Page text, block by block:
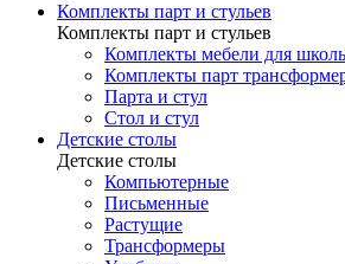
Комплекты парт и стульев
Комплекты парт и стульев
Комплекты мебели для
Комплекты парт
Парта и стул
Стол и стул
Детские столы
Детские столы
Компьютерные
Письменные
Растущие
Трансформеры